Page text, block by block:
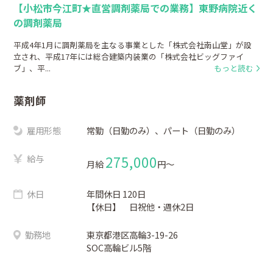
【小松市今江町★直営調剤薬局での業務】東野病院近く
の調剤薬局
平成4年1月に調剤薬局を主なる事業とした「株式会社南山堂」が設
立され、平成17年には総合建築内装業の「株式会社ビッグファイ
ブ」、平...
もっと読む
薬剤師
雇用形態 常勤（日勤のみ）、パート（日勤のみ）
給与 月給275,000円〜
休日
年間休日 120日
【休日】 日祝他・週休2日
勤務地
東京都港区高輪3-19-26
SOC高輪ビル5階